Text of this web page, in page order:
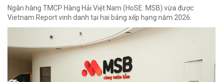
Ngân hàng TMCP Hàng Hải Việt Nam (HoSE: MSB) vừa được
Vietnam Report vinh danh tại hai bảng xếp hạng năm 2026.